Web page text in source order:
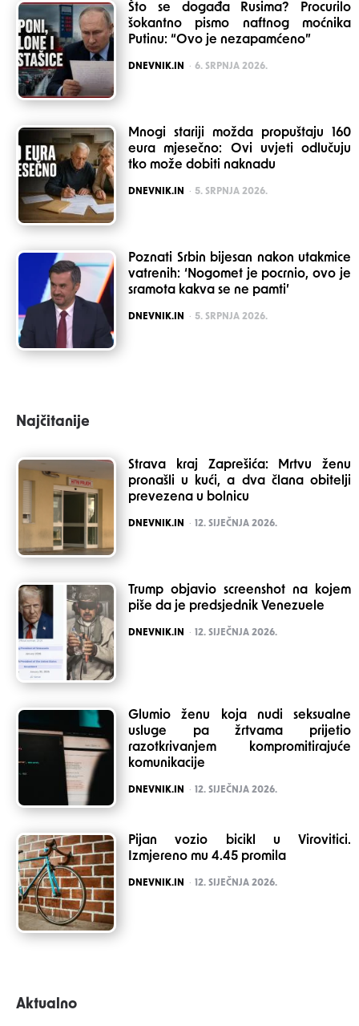
Što se događa Rusima? Procurilo
šokantno pismo naftnog moćnika
Putinu: “Ovo je nezapamćeno”
POSTED
DNEVNIK.IN 6. SRPNJA 2026.
Mnogi stariji možda propuštaju 160
eura mjesečno: Ovi uvjeti odlučuju
tko može dobiti naknadu
POSTED
DNEVNIK.IN 5. SRPNJA 2026.
Poznati Srbin bijesan nakon utakmice
vatrenih: ‘Nogomet je pocrnio, ovo je
sramota kakva se ne pamti’
POSTED
DNEVNIK.IN 5. SRPNJA 2026.
Najčitanije
Strava kraj Zaprešića: Mrtvu ženu
pronašli u kući, a dva člana obitelji
prevezena u bolnicu
POSTED
DNEVNIK.IN 12. SIJEČNJA 2026.
Trump objavio screenshot na kojem
piše da je predsjednik Venezuele
POSTED
DNEVNIK.IN 12. SIJEČNJA 2026.
Glumio ženu koja nudi seksualne
usluge pa žrtvama prijetio
razotkrivanjem kompromitirajuće
komunikacije
POSTED
DNEVNIK.IN 12. SIJEČNJA 2026.
Pijan vozio bicikl u Virovitici.
Izmjereno mu 4.45 promila
POSTED
DNEVNIK.IN 12. SIJEČNJA 2026.
Aktualno